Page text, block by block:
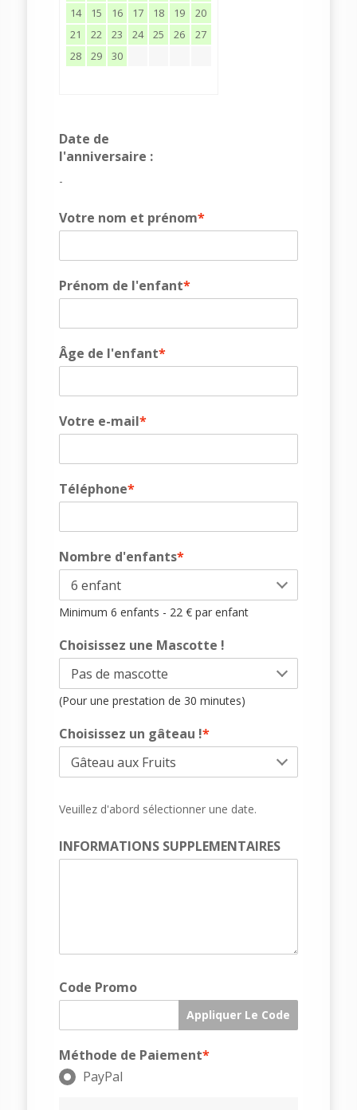
14
15 16 17 18 19
20
21
22 23 24 25 26
27
28
29 30
Date de
l'anniversaire :
-
Votre nom et prénom*
Prénom de l'enfant*
Âge de l'enfant*
Votre e-mail*
Téléphone*
Nombre d'enfants*
Minimum 6 enfants - 22 € par enfant
Choisissez une Mascotte !
(Pour une prestation de 30 minutes)
Choisissez un gâteau !*
Veuillez d'abord sélectionner une date.
INFORMATIONS SUPPLEMENTAIRES
Code Promo
Appliquer Le Code
Méthode de Paiement*
PayPal